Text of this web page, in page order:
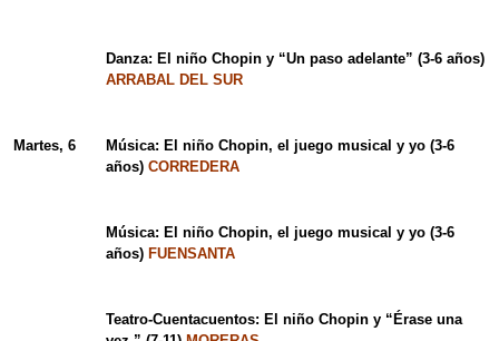
Danza: El niño Chopin y “Un paso adelante” (3-6 años)
ARRABAL DEL SUR
Martes, 6
Música: El niño Chopin, el juego musical y yo (3-6
años) CORREDERA
Música: El niño Chopin, el juego musical y yo (3-6
años) FUENSANTA
Teatro-Cuentacuentos: El niño Chopin y “Érase una